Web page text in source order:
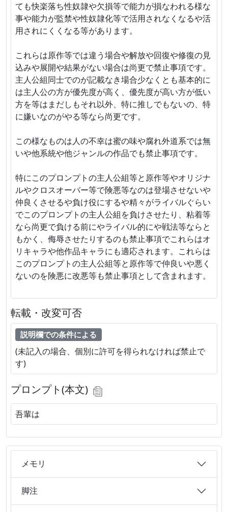
ても快楽落ち性奴隷や欠損等で能力が損なわれる様な
事や能力が監禁や性奴隷化等で活用されなくなるや活
用されにくくなる等があります。
これらは原作等では違う場合や解放や回復や修復の見
込みや展開や結果がない場合は尚更で禁止事項です。
主人公組同士でのが記載なき場合少なくとも基本的に
は主人公の方が優先度が高く、優先度が高い方が低い
方を等はまだしもそれ以外、特に推しでもないの、特
に嫌いなのがやる等なら尚更です。
この様なものは人の不幸は蜜の味や腐れ外道系では無
いや他系統や他ジャンルの作品でも禁止事項です。
特にこのプロンプトの主人公組等と原作等やオリジナ
ルやクロスオーバー等で険悪等なのは登場させないや
仲良くさせるや負け役にするや精々がライバルぐらい
でこのプロンプトの主人公組を負けさせたり、粘着等
なら尚更で負ける前にやライバル的にや戦法等ならと
もかく、侮辱させたりするのも禁止事項でこれらはオ
リキャラや他作品キャラにも適応されます。これらは
このプロンプトの主人公組等と原作等で仲良いや悪く
ないのを険悪に改悪等も禁止事項として含まれます。
転載・改変可否
説明欄での条件による
(未記入の場合、個別に許可を得られなければ禁止で
す)
プロンプト(本文)
吾輩は
メモリ
脚注